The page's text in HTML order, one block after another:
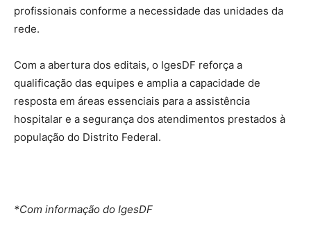
profissionais conforme a necessidade das unidades da
rede.
Com a abertura dos editais, o IgesDF reforça a
qualificação das equipes e amplia a capacidade de
resposta em áreas essenciais para a assistência
hospitalar e a segurança dos atendimentos prestados à
população do Distrito Federal.
*Com informação do IgesDF